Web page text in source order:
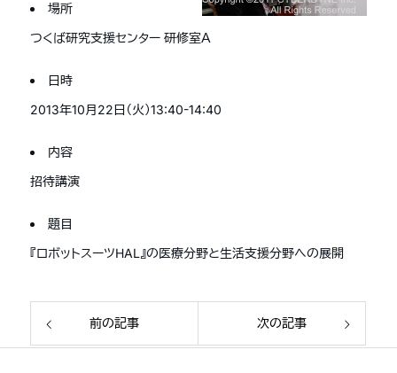
場所
つくば研究支援センター 研修室Ａ
日時
2013年10月22日（火）13:40-14:40
内容
招待講演
題目
『ロボットスーツHAL』の医療分野と生活支援分野への展開
前の記事 次の記事